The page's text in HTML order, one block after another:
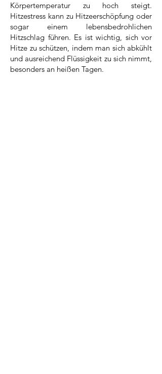
Körpertemperatur zu hoch steigt.
Hitzestress kann zu Hitzeerschöpfung oder
sogar einem lebensbedrohlichen
Hitzschlag führen. Es ist wichtig, sich vor
Hitze zu schützen, indem man sich abkühlt
und ausreichend Flüssigkeit zu sich nimmt,
besonders an heißen Tagen.